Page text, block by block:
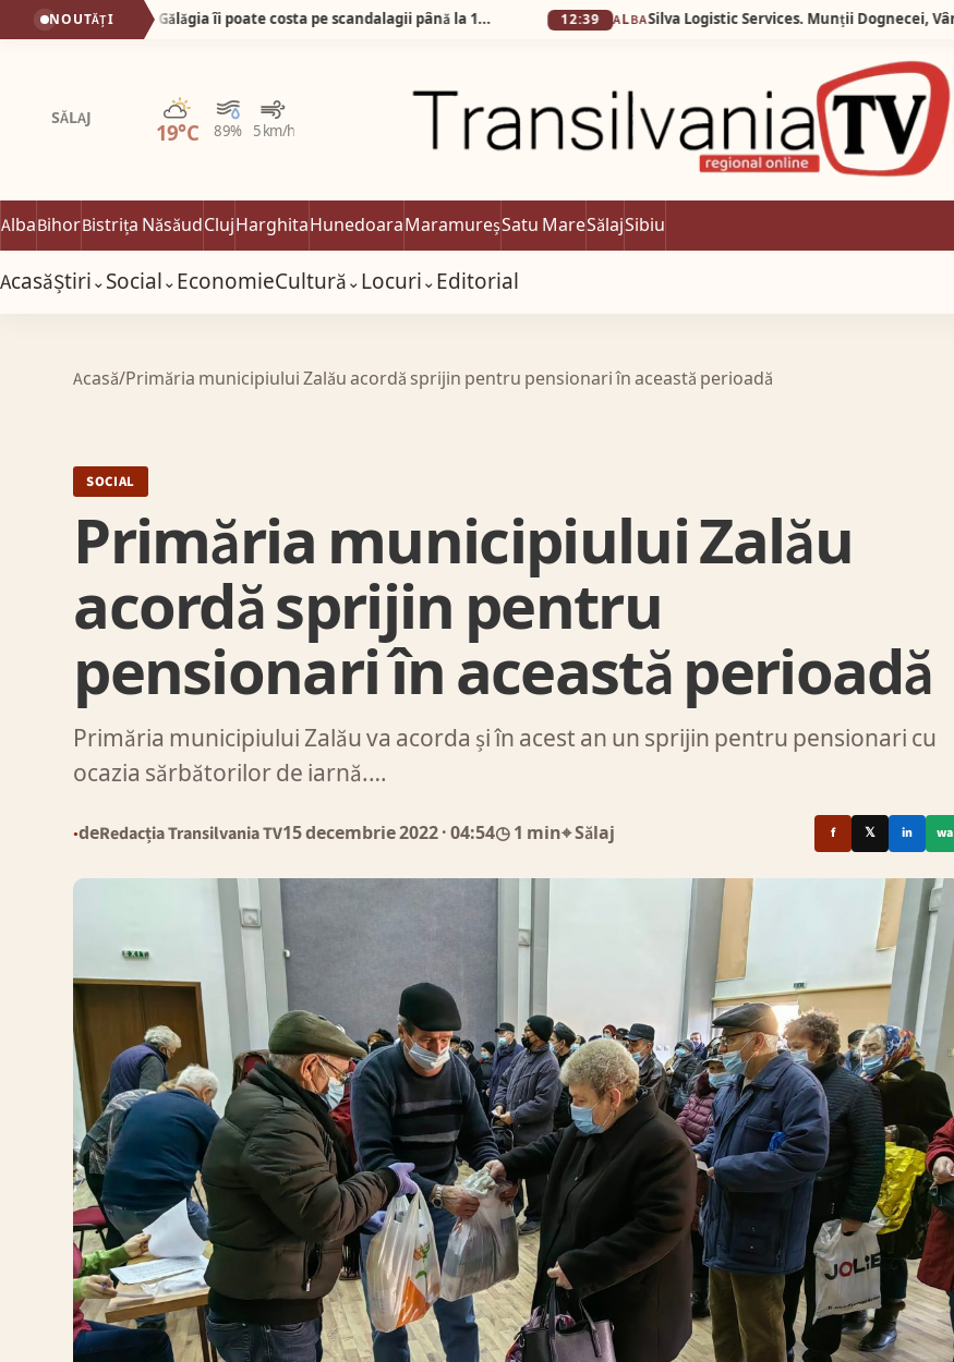
NOUTĂȚI Gata cu petrecerile până în zori! Gălăgia îi poate costa pe scandalagii până la 12.000 de lei! 12:39 ALBA
SĂLAJ
19°C 89% 5 km/h
Parțial noros
AlbaBihorBistrița NăsăudClujHarghitaHunedoaraMaramureșSatu MareSălajSibiu
AcasăȘtiri⌄Social⌄EconomieCultură⌄Locuri⌄Editorial
Acasă/Primăria municipiului Zalău acordă sprijin pentru pensionari în această perioadă
SOCIAL
Primăria municipiului Zalău
acordă sprijin pentru
pensionari în această perioadă
Primăria municipiului Zalău va acorda și în acest an un sprijin pentru pensionari cu
ocazia sărbătorilor de iarnă.…
●deRedacția Transilvania TV15 decembrie 2022· 04:54◷ 1 min⌖ Sălaj f 𝕏 in wa